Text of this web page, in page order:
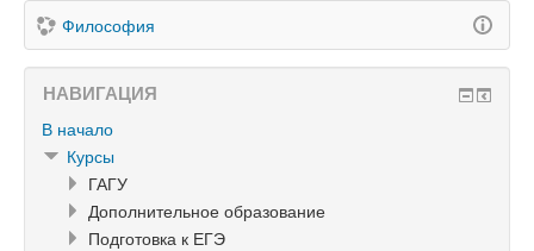
Философия
НАВИГАЦИЯ
В начало
Курсы
ГАГУ
Дополнительное образование
Подготовка к ЕГЭ